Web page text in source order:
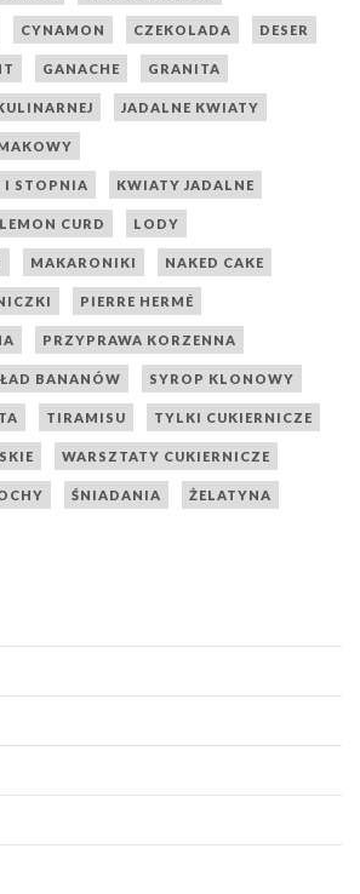
CYNAMON CZEKOLADA DESER
GANACHE GRANITA
JADALNE KWIATY
I STOPNIA KWIATY JADALNE
LEMON CURD LODY
MAKARONIKI NAKED CAKE
PIERRE HERMÉ
PRZYPRAWA KORZENNA
BANANÓW SYROP KLONOWY
TIRAMISU TYLKI CUKIERNICZE
WARSZTATY CUKIERNICZE
ŚNIADANIA ŻELATYNA